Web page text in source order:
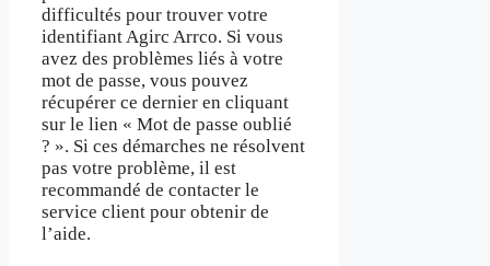
difficultés pour trouver votre
identifiant Agirc Arrco. Si vous
avez des problèmes liés à votre
mot de passe, vous pouvez
récupérer ce dernier en cliquant
sur le lien « Mot de passe oublié
? ». Si ces démarches ne résolvent
pas votre problème, il est
recommandé de contacter le
service client pour obtenir de
l’aide.